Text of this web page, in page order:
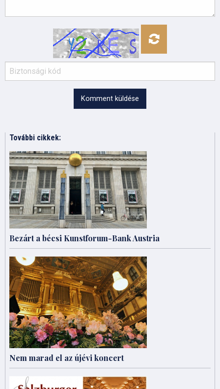
Komment küldése
További cikkek:
Bezárt a bécsi Kunstforum-Bank Austria
Nem marad el az újévi koncert